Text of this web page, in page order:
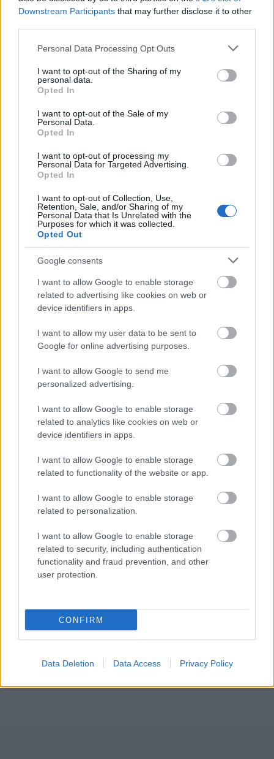
Downstream Participants that may further disclose it to other
Please note that this website/app uses one or more Google
not limited to your visit or usage behaviour. You may click to
grant or deny consent to Google and its third-party tags to
use your data for below specified purposes in below Google
consent section.
Personal Data Processing Opt Outs
I want to opt-out of the Sharing of my
personal data.
Opted In
I want to opt-out of the Sale of my
Personal Data.
Opted In
I want to opt-out of processing my
Personal Data for Targeted Advertising.
Opted In
I want to opt-out of Collection, Use,
Retention, Sale, and/or Sharing of my
Personal Data that Is Unrelated with the
Purposes for which it was collected.
Opted Out
Google consents
I want to allow Google to enable storage
related to advertising like cookies on web or
device identifiers in apps.
I want to allow my user data to be sent to
Google for online advertising purposes.
I want to allow Google to send me
personalized advertising.
I want to allow Google to enable storage
related to analytics like cookies on web or
device identifiers in apps.
I want to allow Google to enable storage
related to functionality of the website or app.
I want to allow Google to enable storage
related to personalization.
I want to allow Google to enable storage
related to security, including authentication
functionality and fraud prevention, and other
user protection.
CONFIRM
Data Deletion Data Access Privacy Policy
Súlyos feszültség Olaszország és
Spanyolország között: kölcsönös korlátozás
az egymás országából érkezőkre
HÍREK 8 órája
költik el a 6 ezer milliárd forintnyi uniós pénzt
HÍREK 8 órája
Megérkezett a hidegfront - térképen a friss
helyzet
HÍREK 11 órája
NÉPSZERŰ